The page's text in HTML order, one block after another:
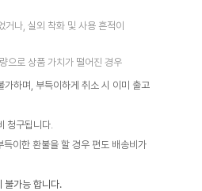
나, 실외 착화 및 사용 흔적이
으로 상품 가치가 떨어진 경우
하며, 부득이하게 취소 시 이미 출고
청구됩니다.
이한 환불을 할 경우 편도 배송비가
불가능 합니다.